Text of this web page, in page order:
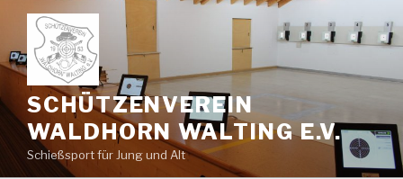
springen
SCHÜTZENVEREIN
WALDHORN WALTING E.V.
Schießsport für Jung und Alt